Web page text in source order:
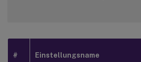
# Einstellungsname